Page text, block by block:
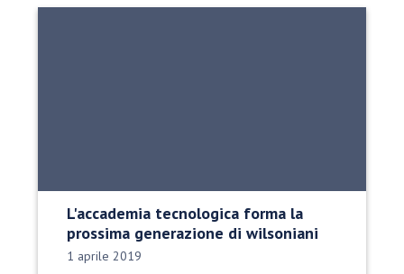
L'accademia tecnologica forma la
prossima generazione di wilsoniani
Data di pubblicazione:
1 aprile 2019